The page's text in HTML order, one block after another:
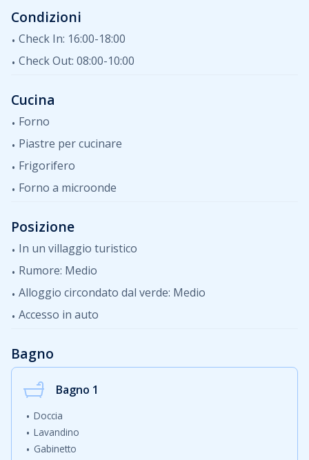
satellitare, aria condizionata.
Gli animali domestici sono ammessi nell'appartamento
con un supplemento.
Condizioni
Check In: 16:00-18:00
Check Out: 08:00-10:00
Cucina
Forno
Piastre per cucinare
Frigorifero
Forno a microonde
Posizione
In un villaggio turistico
Rumore: Medio
Alloggio circondato dal verde: Medio
Accesso in auto
Bagno
Bagno 1
Doccia
Lavandino
Gabinetto